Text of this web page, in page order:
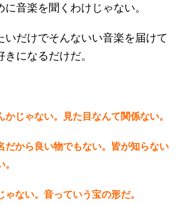
に音楽を聞くわけじゃない。
いだけでそんないい音楽を届けて
になるだけだ。
じゃない。見た目なんて関係ない。
だから良い物でもない。皆が知らない
ない。音っていう宝の形だ。